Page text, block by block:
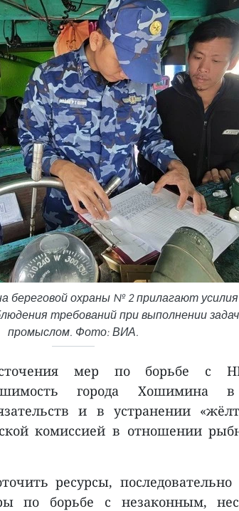
береговой охраны № 2 прилагают
требований при выполнении
промыслом. Фото: ВИА.
мер по борьбе с
города Хошимина
и в устранении
комиссией в отношении
ресурсы,
по борьбе с незаконным,